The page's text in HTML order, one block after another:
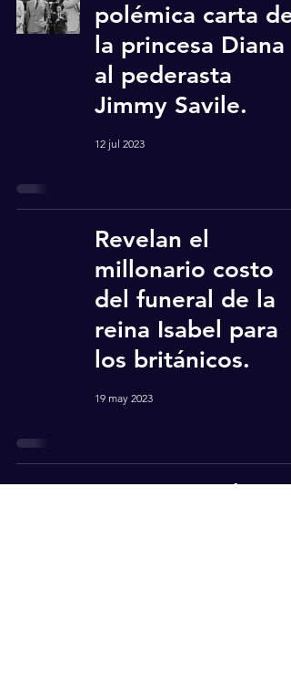
polémica carta de
la princesa Diana
al pederasta
Jimmy Savile.
12 jul 2023
Revelan el
millonario costo
del funeral de la
reina Isabel para
los británicos.
19 may 2023
Harry y Meghan